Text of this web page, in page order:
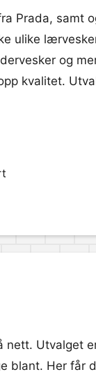
Prada, samt
ulike
og
kvalitet.
Utvalget
blant. Her får